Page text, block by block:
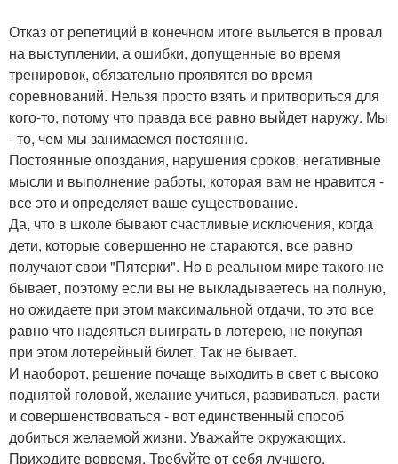
Отказ от репетиций в конечном итоге выльется в провал
на выступлении, а ошибки, допущенные во время
тренировок, обязательно проявятся во время
соревнований. Нельзя просто взять и притвориться для
кого-то, потому что правда все равно выйдет наружу. Мы
- то, чем мы занимаемся постоянно.
Постоянные опоздания, нарушения сроков, негативные
мысли и выполнение работы, которая вам не нравится -
все это и определяет ваше существование.
Да, что в школе бывают счастливые исключения, когда
дети, которые совершенно не стараются, все равно
получают свои "Пятерки". Но в реальном мире такого не
бывает, поэтому если вы не выкладываетесь на полную,
но ожидаете при этом максимальной отдачи, то это все
равно что надеяться выиграть в лотерею, не покупая
при этом лотерейный билет. Так не бывает.
И наоборот, решение почаще выходить в свет с высоко
поднятой головой, желание учиться, развиваться, расти
и совершенствоваться - вот единственный способ
добиться желаемой жизни. Уважайте окружающих.
Приходите вовремя. Требуйте от себя лучшего.